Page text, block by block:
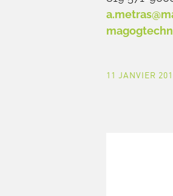
11 JANVIER